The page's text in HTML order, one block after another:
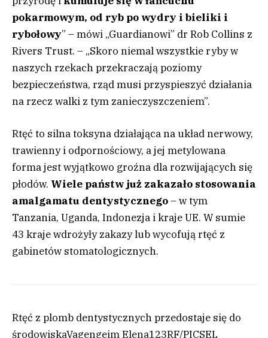
pokarmowym, od ryb po wydry i bieliki i
rybołowy” – mówi „Guardianowi” dr Rob Collins z
Rivers Trust. – „Skoro niemal wszystkie ryby w
naszych rzekach przekraczają poziomy
bezpieczeństwa, rząd musi przyspieszyć działania
na rzecz walki z tym zanieczyszczeniem”.
Rtęć to silna toksyna działająca na układ nerwowy,
trawienny i odpornościowy, a jej metylowana
forma jest wyjątkowo groźna dla rozwijających się
płodów. Wiele państw już zakazało stosowania
amalgamatu dentystycznego– w tym
Tanzania, Uganda, Indonezja i kraje UE. W sumie
43 kraje wdrożyły zakazy lub wycofują rtęć z
gabinetów stomatologicznych.
Rtęć z plomb dentystycznych przedostaje się do
środowiskaVagengeim Elena123RF/PICSEL